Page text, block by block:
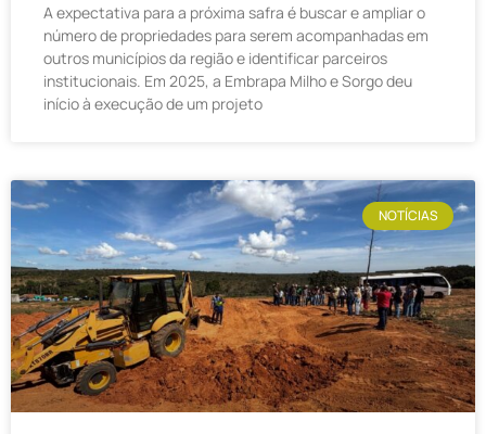
A expectativa para a próxima safra é buscar e ampliar o
número de propriedades para serem acompanhadas em
outros municípios da região e identificar parceiros
institucionais. Em 2025, a Embrapa Milho e Sorgo deu
início à execução de um projeto
NOTÍCIAS